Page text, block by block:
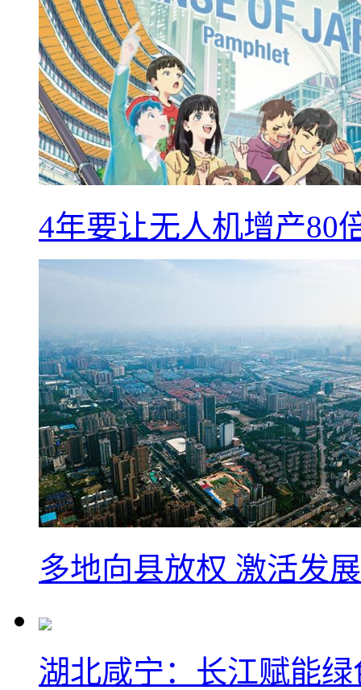
4年要让无人机增产80
多地向县放权 激活发
湖北咸宁：长江赋能